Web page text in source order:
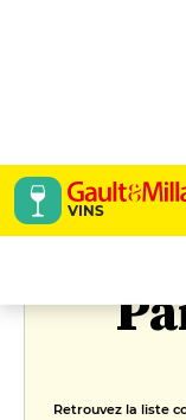
VINS
Les
Retrouvez la liste